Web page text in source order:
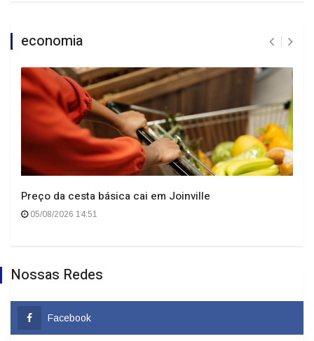
economia
Preço da cesta básica cai em Joinville
05/08/2026 14:51
Nossas Redes
Facebook